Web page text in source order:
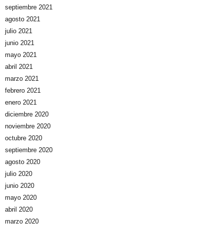
septiembre 2021
agosto 2021
julio 2021
junio 2021
mayo 2021
abril 2021
marzo 2021
febrero 2021
enero 2021
diciembre 2020
noviembre 2020
octubre 2020
septiembre 2020
agosto 2020
julio 2020
junio 2020
mayo 2020
abril 2020
marzo 2020